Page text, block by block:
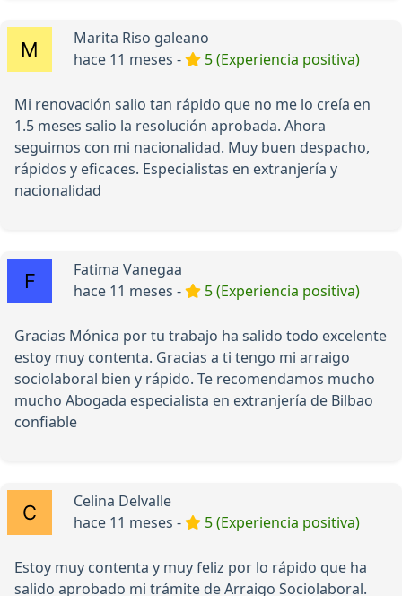
Marita Riso galeano
hace 11 meses -
5 (Experiencia positiva)
Mi renovación salio tan rápido que no me lo creía en
1.5 meses salio la resolución aprobada. Ahora
seguimos con mi nacionalidad. Muy buen despacho,
rápidos y eficaces. Especialistas en extranjería y
nacionalidad
Fatima Vanegaa
hace 11 meses -
5 (Experiencia positiva)
Gracias Mónica por tu trabajo ha salido todo excelente
estoy muy contenta. Gracias a ti tengo mi arraigo
sociolaboral bien y rápido. Te recomendamos mucho
mucho Abogada especialista en extranjería de Bilbao
confiable
Celina Delvalle
hace 11 meses -
5 (Experiencia positiva)
Estoy muy contenta y muy feliz por lo rápido que ha
salido aprobado mi trámite de Arraigo Sociolaboral.